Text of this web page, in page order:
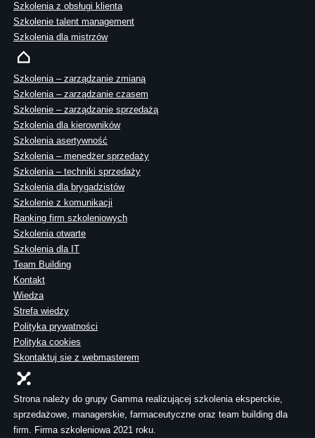
Szkolenia z obsługi klienta
Szkolenie talent management
Szkolenia dla mistrzów
Szkolenia – zarządzanie zmianą
Szkolenia – zarządzanie czasem
Szkolenie – zarządzanie sprzedażą
Szkolenia dla kierowników
Szkolenia asertywność
Szkolenia – menedżer sprzedaży
Szkolenia – techniki sprzedaży
Szkolenia dla brygadzistów
Szkolenie z komunikacji
Ranking firm szkoleniowych
Szkolenia otwarte
Szkolenia dla IT
Team Building
Kontakt
Wiedza
Strefa wiedzy
Polityka prywatności
Polityka cookies
Skontaktuj sie z webmasterem
Strona należy do grupy Gamma realizującej szkolenia eksperckie,
sprzedażowe, managerskie, farmaceutyczne oraz team building dla
firm. Firma szkoleniowa 2021 roku.